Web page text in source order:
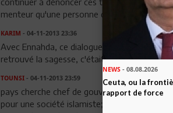
menteur qu'une personne qui doit se vendre
KARIM - 04-11-2013 23:36
Avec Ennahda, ce dialogue était condamné
retrouvé la sagesse, c'était croire que la
TOUNSI - 04-11-2013 23:59
pays cherche chef de gouvernement
pour une société islamiste;avoir l
NEWS - 08.08.2026
Ceuta, ou la
rapport de force